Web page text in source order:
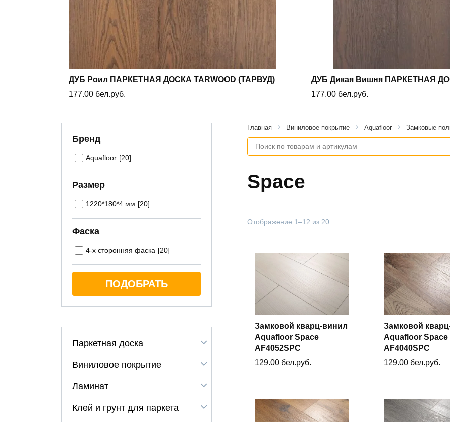
Главная Виниловое покрытие Aquafloor Замковые
Space
Отображение 1–12 из 20
В корзину
Замковой кварц-винил
Aquafloor Space
AF4052SPC
129.00 бел.руб.
В
Замковой
Aquafloor Space
AF4040SPC
129.00 бел.руб.
ДУБ Роил ПАРКЕТНАЯ ДОСКА TARWOOD (ТАРВУД)
177.00 бел.руб.
ДУБ Дикая Вишня ПАРКЕТНАЯ
177.00 бел.руб.
Бренд
Aquafloor [20]
Размер
1220*180*4 мм [20]
Фаска
4-х сторонняя фаска [20]
ПОДОБРАТЬ
Паркетная доска
Виниловое покрытие
Ламинат
Клей и грунт для паркета